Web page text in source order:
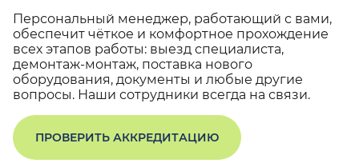
Персональный менеджер, работающий с вами,
обеспечит чёткое и комфортное прохождение
всех этапов работы: выезд специалиста,
демонтаж-монтаж, поставка нового
оборудования, документы и любые другие
вопросы. Наши сотрудники всегда на связи.
ПРОВЕРИТЬ АККРЕДИТАЦИЮ